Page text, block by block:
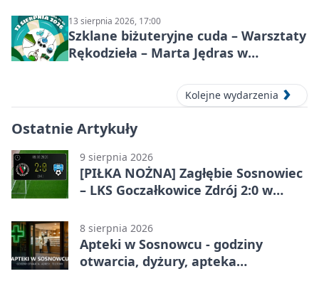
13 sierpnia 2026, 17:00
Szklane biżuteryjne cuda – Warsztaty
Rękodzieła – Marta Jędras w
Kolejne wydarzenia
Ostatnie Artykuły
9 sierpnia 2026
[PIŁKA NOŻNA] Zagłębie Sosnowiec
– LKS Goczałkowice Zdrój 2:0 w
gospodarze z ważnym
zwycięstwem
8 sierpnia 2026
Apteki w Sosnowcu - godziny
otwarcia, dyżury, apteka